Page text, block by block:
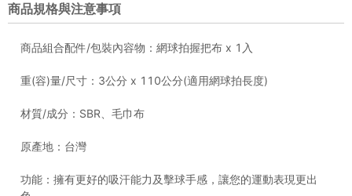
商品規格與注意事項
商品組合配件/包裝內容物：網球拍握把布 x 1入
重(容)量/尺寸：3公分 x 110公分(適用網球拍長度)
材質/成分：SBR、毛巾布
原產地：台灣
功能：擁有更好的吸汗能力及擊球手感，讓您的運動表現更出